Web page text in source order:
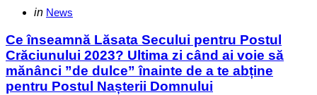
Categories
Posted
in News
Ce înseamnă Lăsata Secului pentru Postul
Crăciunului 2023? Ultima zi când ai voie să
mănânci ”de dulce” înainte de a te abține
pentru Postul Nașterii Domnului